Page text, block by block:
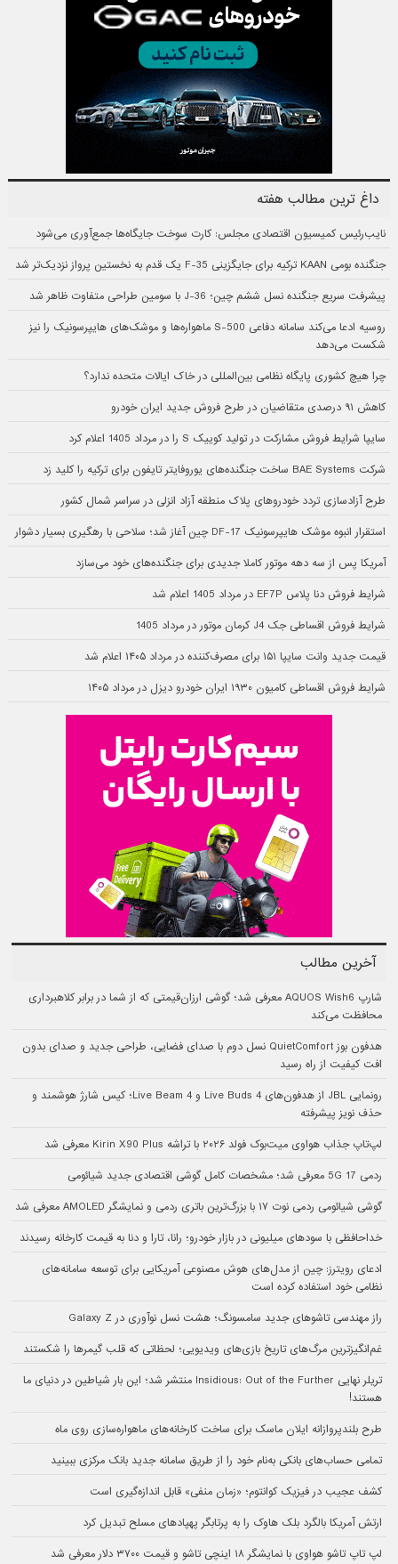
داغ ترین مطالب هفته
نایب‌رئیس کمیسیون اقتصادی مجلس: کارت سوخت جایگاه‌ها جمع‌آوری می‌شود
جنگنده بومی KAAN ترکیه برای جایگزینی F-35 یک قدم به نخستین پرواز نزدیک‌تر شد
پیشرفت سریع جنگنده نسل ششم چین؛ J-36 با سومین طراحی متفاوت ظاهر شد
روسیه ادعا می‌کند سامانه دفاعی S-500 ماهواره‌ها و موشک‌های هایپرسونیک را نیز
شکست می‌دهد
چرا هیچ کشوری پایگاه نظامی بین‌المللی در خاک ایالات متحده ندارد؟
کاهش ۹۱ درصدی متقاضیان در طرح فروش جدید ایران خودرو
سایپا شرایط فروش مشارکت در تولید کوییک S را در مرداد 1405 اعلام کرد
شرکت BAE Systems ساخت جنگنده‌های یوروفایتر تایفون برای ترکیه را کلید زد
طرح آزادسازی تردد خودروهای پلاک منطقه آزاد انزلی در سراسر شمال کشور
استقرار انبوه موشک هایپرسونیک DF-17 چین آغاز شد؛ سلاحی با رهگیری بسیار دشوار
آمریکا پس از سه دهه موتور کاملا جدیدی برای جنگنده‌های خود می‌سازد
شرایط فروش دنا پلاس EF7P در مرداد 1405 اعلام شد
شرایط فروش اقساطی جک J4 کرمان موتور در مرداد 1405
قیمت جدید وانت سایپا ۱۵۱ برای مصرف‌کننده در مرداد ۱۴۰۵ اعلام شد
شرایط فروش اقساطی کامیون ۱۹۳۰ ایران خودرو دیزل در مرداد ۱۴۰۵
آخرین مطالب
شارپ AQUOS Wish6 معرفی شد؛ گوشی ارزان‌قیمتی که از شما در برابر کلاهبرداری
محافظت می‌کند
هدفون بوز QuietComfort نسل دوم با صدای فضایی، طراحی جدید و صدای بدون
افت کیفیت از راه رسید
رونمایی JBL از هدفون‌های Live Buds 4 و Live Beam 4؛ کیس شارژ هوشمند و
حذف نویز پیشرفته
لپ‌تاپ جذاب هواوی میت‌بوک فولد ۲۰۲۶ با تراشه Kirin X90 Plus معرفی شد
ردمی 17 5G معرفی شد؛ مشخصات کامل گوشی اقتصادی جدید شیائومی
گوشی شیائومی ردمی نوت ۱۷ با بزرگ‌ترین باتری ردمی و نمایشگر AMOLED معرفی شد
خداحافظی با سودهای میلیونی در بازار خودرو؛ رانا، تارا و دنا به قیمت کارخانه رسیدند
ادعای رویترز: چین از مدل‌های هوش مصنوعی آمریکایی برای توسعه سامانه‌های
نظامی خود استفاده کرده است
راز مهندسی تاشوهای جدید سامسونگ؛ هشت نسل نوآوری در Galaxy Z
غم‌انگیزترین مرگ‌های تاریخ بازی‌های ویدیویی؛ لحظاتی که قلب گیمرها را شکستند
تریلر نهایی Insidious: Out of the Further منتشر شد؛ این بار شیاطین در دنیای ما
هستند!
طرح بلندپروازانه ایلان ماسک برای ساخت کارخانه‌های ماهواره‌سازی روی ماه
تمامی حساب‌های بانکی به‌نام خود را از طریق سامانه جدید بانک مرکزی ببینید
کشف عجیب در فیزیک کوانتوم؛ «زمان منفی» قابل اندازه‌گیری است
ارتش آمریکا بالگرد بلک هاوک را به پرتابگر پهپادهای مسلح تبدیل کرد
لپ تاپ تاشو هواوی با نمایشگر ۱۸ اینچی تاشو و قیمت ۳۷۰۰ دلار معرفی شد